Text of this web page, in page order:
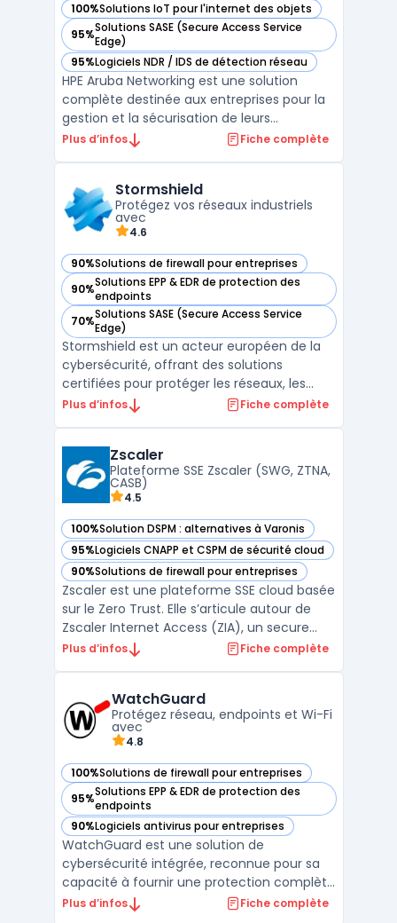
100%Solutions IoT pour l'internet des objets
— voir HPE Aruba Networking dans cette catégorie
95%Solutions SASE (Secure Access Service
Edge)
— voir HPE Aruba Networking dans cette catégorie
95%Logiciels NDR / IDS de détection réseau
— voir HPE Aruba Networking dans cette catégorie
HPE Aruba Networking est une solution
complète destinée aux entreprises pour la
gestion et la sécurisation de leurs
infrastructures réseau. Elle repose sur les
Architecture, permettant une protection
optimale des donné ...
Plus d’infos Fiche complète
Stormshield
Protégez vos réseaux industriels
avec
4.6
90%Solutions de firewall pour entreprises
— voir Stormshield dans cette catégorie
90%Solutions EPP & EDR de protection des
endpoints
— voir Stormshield dans cette catégorie
70%Solutions SASE (Secure Access Service
Edge)
— voir Stormshield dans cette catégorie
Stormshield est un acteur européen de la
cybersécurité, offrant des solutions
certifiées pour protéger les réseaux, les
postes de travail et les environnements
Stormshield garantit une protection
avancée adaptée aux bes ...
Plus d’infos Fiche complète
Zscaler
Plateforme SSE Zscaler (SWG, ZTNA,
CASB)
4.5
100%Solution DSPM : alternatives à Varonis
— voir Zscaler dans cette catégorie
95%Logiciels CNAPP et CSPM de sécurité cloud
— voir Zscaler dans cette catégorie
90%Solutions de firewall pour entreprises
— voir Zscaler dans cette catégorie
Zscaler est une plateforme SSE cloud basée
sur le Zero Trust. Elle s’articule autour de
Zscaler Internet Access (ZIA), un secure
web gateway cloud opéré en proxy cloud
protection des données. L’architecture en
prox ...
Plus d’infos Fiche complète
WatchGuard
Protégez réseau, endpoints et Wi-Fi
avec
4.8
100%Solutions de firewall pour entreprises
— voir WatchGuard dans cette catégorie
95%Solutions EPP & EDR de protection des
endpoints
— voir WatchGuard dans cette catégorie
90%Logiciels antivirus pour entreprises
— voir WatchGuard dans cette catégorie
WatchGuard est une solution de
cybersécurité intégrée, reconnue pour sa
capacité à fournir une protection complète
et simplifiée des réseaux, des endpoints et
Plus d’infos Fiche complète